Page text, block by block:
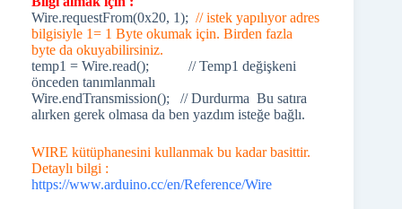
Wire.requestFrom(0x20, 1); // istek yapılıyor adres
bilgisiyle 1= 1 Byte okumak için. Birden fazla
byte da okuyabilirsiniz.
temp1 = Wire.read(); // Temp1 değişkeni
önceden tanımlanmalı
Wire.endTransmission(); // Durdurma Bu satıra
alırken gerek olmasa da ben yazdım isteğe bağlı.
WIRE kütüphanesini kullanmak bu kadar basittir.
Detaylı bilgi :
https://www.arduino.cc/en/Reference/Wire